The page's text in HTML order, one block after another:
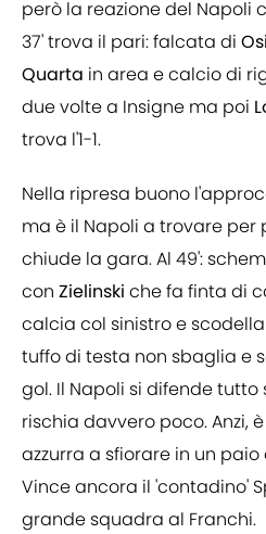
però la reazione del Napoli
37' trova il pari: falcata di
Quarta in area e calcio di
due volte a Insigne ma poi
trova l'1-1.
Nella ripresa buono
ma è il Napoli a trovare per
chiude la gara. Al 49':
con Zielinski che fa finta di
calcia col sinistro e
tuffo di testa non sbaglia e
gol. Il Napoli si difende
rischia davvero poco. Anzi,
azzurra a sfiorare in un
Vince ancora il 'contadino'
grande squadra al Franchi.